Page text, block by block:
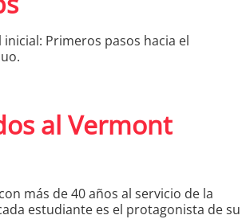
Primeros pasos hacia el
al Vermont
más de 40 años al servicio de la
estudiante es el protagonista de su